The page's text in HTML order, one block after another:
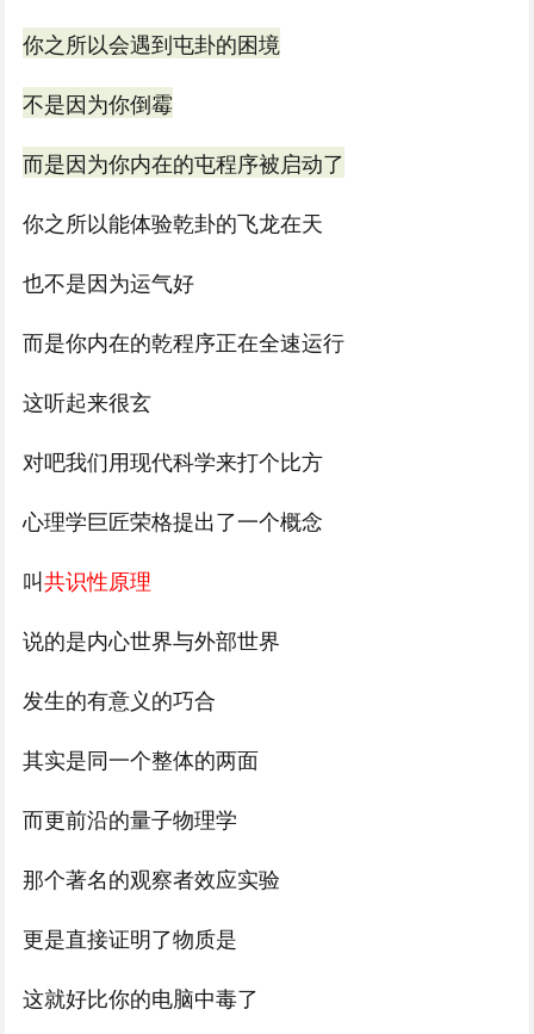
你之所以会遇到屯卦的困境
不是因为你倒霉
而是因为你内在的屯程序被启动了
你之所以能体验乾卦的飞龙在天
也不是因为运气好
而是你内在的乾程序正在全速运行
这听起来很玄
对吧我们用现代科学来打个比方
心理学巨匠荣格提出了一个概念
叫共识性原理
说的是内心世界与外部世界
发生的有意义的巧合
其实是同一个整体的两面
而更前沿的量子物理学
那个著名的观察者效应实验
更是直接证明了物质是
这就好比你的电脑中毒了